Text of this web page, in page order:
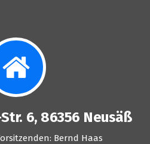
6, 86356 Neusäß
Bernd Haas